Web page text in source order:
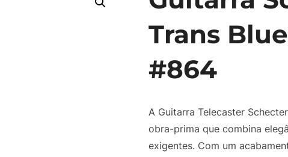
Trans
#864
A Guitarra Telecaster
obra-prima que combina
exigentes. Com um